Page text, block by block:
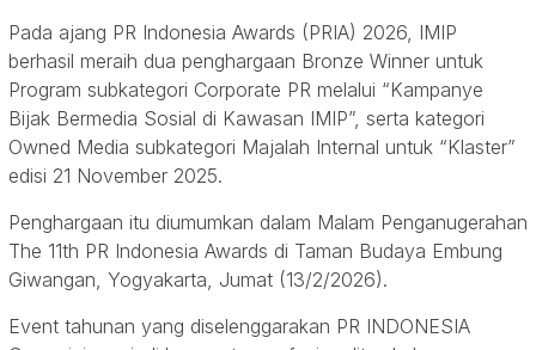
Pada ajang PR Indonesia Awards (PRIA) 2026, IMIP
berhasil meraih dua penghargaan Bronze Winner untuk
Program subkategori Corporate PR melalui “Kampanye
Bijak Bermedia Sosial di Kawasan IMIP”, serta kategori
Owned Media subkategori Majalah Internal untuk “Klaster”
edisi 21 November 2025.
Penghargaan itu diumumkan dalam Malam Penganugerahan
The 11th PR Indonesia Awards di Taman Budaya Embung
Giwangan, Yogyakarta, Jumat (13/2/2026).
Event tahunan yang diselenggarakan PR INDONESIA